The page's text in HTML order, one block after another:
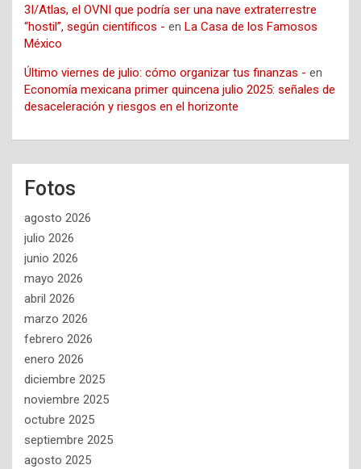
3I/Atlas, el OVNI que podría ser una nave extraterrestre
“hostil”, según científicos - en La Casa de los Famosos
México
Último viernes de julio: cómo organizar tus finanzas - en
Economía mexicana primer quincena julio 2025: señales de
desaceleración y riesgos en el horizonte
Fotos
agosto 2026
julio 2026
junio 2026
mayo 2026
abril 2026
marzo 2026
febrero 2026
enero 2026
diciembre 2025
noviembre 2025
octubre 2025
septiembre 2025
agosto 2025